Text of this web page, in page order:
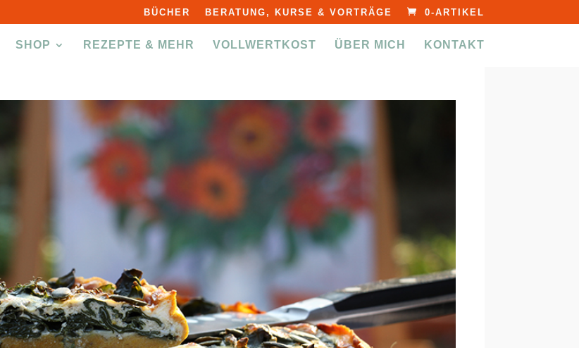
BÜCHER BERATUNG, KURSE & VORTRÄGE 0-ARTIKEL
SHOP REZEPTE & MEHR VOLLWERTKOST ÜBER MICH KONTAKT